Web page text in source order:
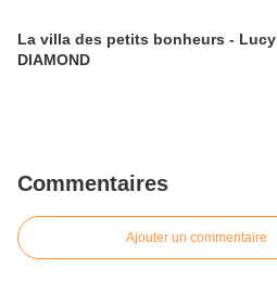
La villa des petits bonheurs - Lucy
DIAMOND
Commentaires
Ajouter un commentaire